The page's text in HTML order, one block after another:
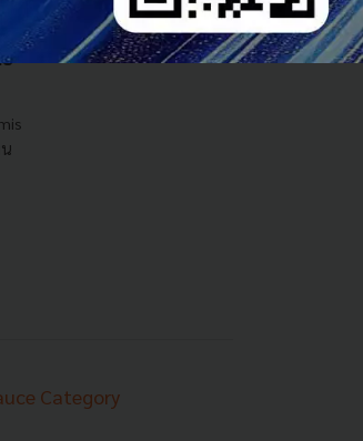
Category